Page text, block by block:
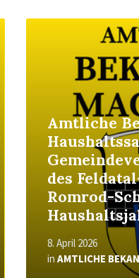
Amtliche
des
Romrod-
8. April 2026
in AMTLICHE
Read